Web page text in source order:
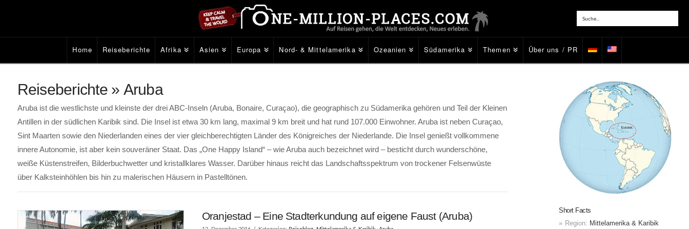
Home Reiseberichte Afrika Asien Europa Nord- & Mittelamerika Ozeanien Südamerika Themen Über uns / PR
Reiseberichte » Aruba
Aruba ist die westlichste und kleinste der drei ABC-Inseln (Aruba, Bonaire, Curaçao), die geographisch zu Südamerika gehören und Teil der Kleinen
Antillen in der südlichen Karibik sind. Die Insel ist etwa 30 km lang, maximal 9 km breit und hat rund 107.000 Einwohner. Aruba ist neben Curaçao,
Sint Maarten sowie den Niederlanden eines der vier gleichberechtigten Länder des Königreiches der Niederlande. Die Insel genießt vollkommene
innere Autonomie, ist aber kein souveräner Staat. Das „One Happy Island“ – wie Aruba auch bezeichnet wird – besticht durch wunderschöne,
weiße Küstenstreifen, Bilderbuchwetter und kristallklares Wasser. Darüber hinaus reicht das Landschaftsspektrum von trockener Felsenwüste
über Kalksteinhöhlen bis hin zu malerischen Häusern in Pastelltönen.
Oranjestad – Eine Stadterkundung auf eigene Faust (Aruba)
Short Facts
Region: Mittelamerika & Karibik